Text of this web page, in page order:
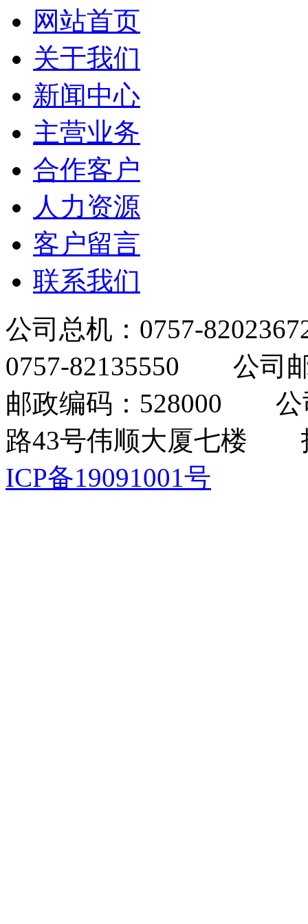
网站首页
关于我们
新闻中心
主营业务
合作客户
人力资源
客户留言
联系我们
公司总机：0757-
0757-82135550 公司邮
邮政编码：528000 公
路43号伟顺大厦七楼
ICP备19091001号